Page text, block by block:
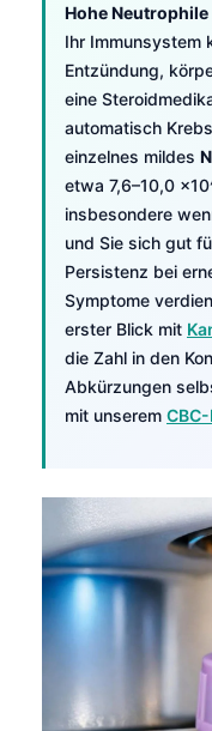
Hohe Neutrophile
Ihr Immunsystem
Entzündung,
eine
automatisch
einzelnes mildes
etwa 7,6–10,0
insbesondere
und Sie sich gut
Persistenz bei
Symptome
erster Blick mit
die Zahl in den
Abkürzungen
mit unserem